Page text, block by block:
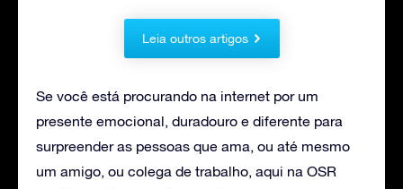
Leia outros artigos
Se você está procurando na internet por um
presente emocional, duradouro e diferente para
surpreender as pessoas que ama, ou até mesmo
um amigo, ou colega de trabalho, aqui na OSR